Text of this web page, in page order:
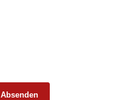
Absenden